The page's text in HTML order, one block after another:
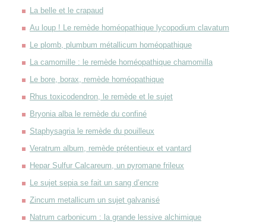
La belle et le crapaud
Au loup ! Le remède homéopathique lycopodium clavatum
Le plomb, plumbum métallicum homéopathique
La camomille : le remède homéopathique chamomilla
Le bore, borax, remède homéopathique
Rhus toxicodendron, le remède et le sujet
Bryonia alba le remède du confiné
Staphysagria le remède du pouilleux
Veratrum album, remède prétentieux et vantard
Hepar Sulfur Calcareum, un pyromane frileux
Le sujet sepia se fait un sang d’encre
Zincum metallicum un sujet galvanisé
Natrum carbonicum : la grande lessive alchimique